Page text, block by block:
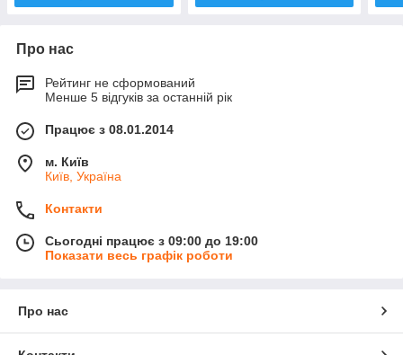
Про нас
Рейтинг не сформований
Менше 5 відгуків за останній рік
Працює з 08.01.2014
м. Київ
Київ, Україна
Контакти
Сьогодні працює з 09:00 до 19:00
Показати весь графік роботи
Про нас